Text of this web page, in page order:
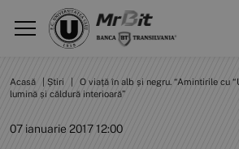
Acasă Știri
O viață în alb și negru. “Amintirile cu
lumină și căldură interioară”
07 ianuarie 2017 12:00